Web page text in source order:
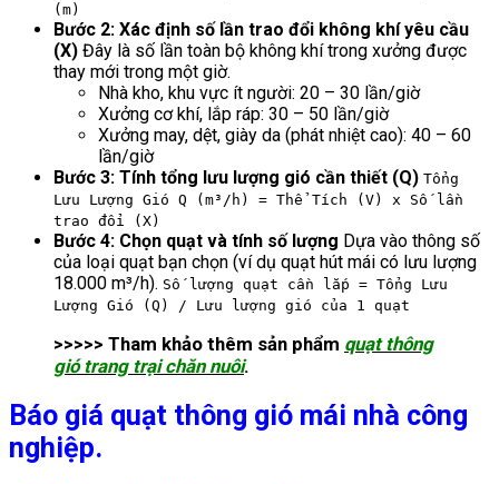
(m)
Bước 2: Xác định số lần trao đổi không khí yêu cầu
(X) Đây là số lần toàn bộ không khí trong xưởng được
thay mới trong một giờ.
Nhà kho, khu vực ít người: 20 – 30 lần/giờ
Xưởng cơ khí, lắp ráp: 30 – 50 lần/giờ
Xưởng may, dệt, giày da (phát nhiệt cao): 40 – 60
lần/giờ
Bước 3: Tính tổng lưu lượng gió cần thiết (Q) Tổng
Lưu Lượng Gió Q (m³/h) = Thể Tích (V) x Số lần
trao đổi (X)
Bước 4: Chọn quạt và tính số lượng Dựa vào thông số
của loại quạt bạn chọn (ví dụ quạt hút mái có lưu lượng
18.000 m³/h). Số lượng quạt cần lắp = Tổng Lưu
Lượng Gió (Q) / Lưu lượng gió của 1 quạt
>>>>> Tham khảo thêm sản phẩm quạt thông
gió trang trại chăn nuôi.
Báo giá quạt thông gió mái nhà công
nghiệp.